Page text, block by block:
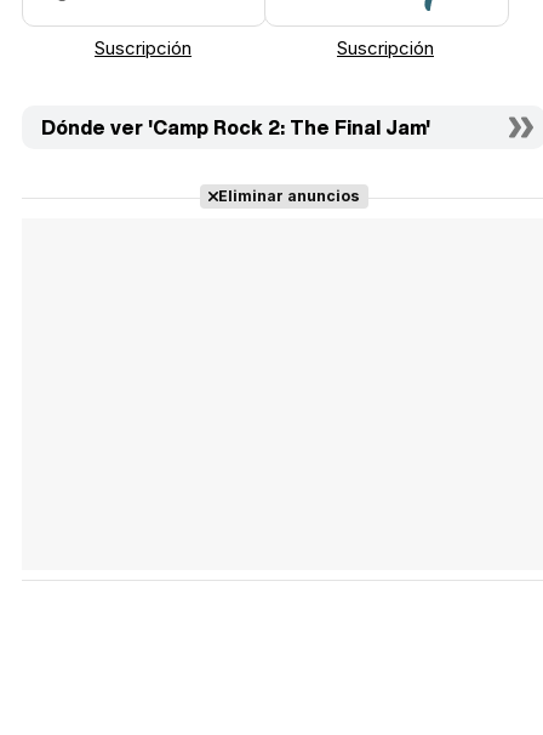
Suscripción Suscripción
Dónde ver 'Camp Rock 2: The Final Jam'
Eliminar anuncios